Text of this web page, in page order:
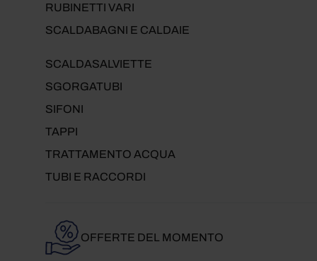
RUBINETTI VARI
SCALDABAGNI E CALDAIE
SCALDASALVIETTE
SGORGATUBI
SIFONI
TAPPI
TRATTAMENTO ACQUA
TUBI E RACCORDI
OFFERTE DEL MOMENTO